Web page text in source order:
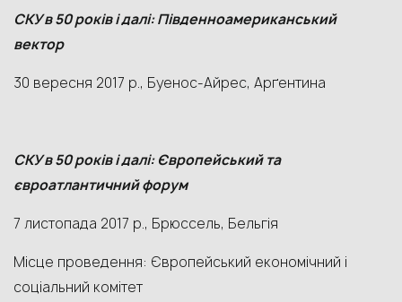
СКУ в 50 років і далі: Південноамериканський
вектор
30 вересня 2017 р., Буенос-Айрес, Арґентина
СКУ в 50 років і далі: Європейський та
євроатлантичний форум
7 листопада 2017 р., Брюссель, Бельгія
Місце проведення: Європейський економічний і
соціальний комітет